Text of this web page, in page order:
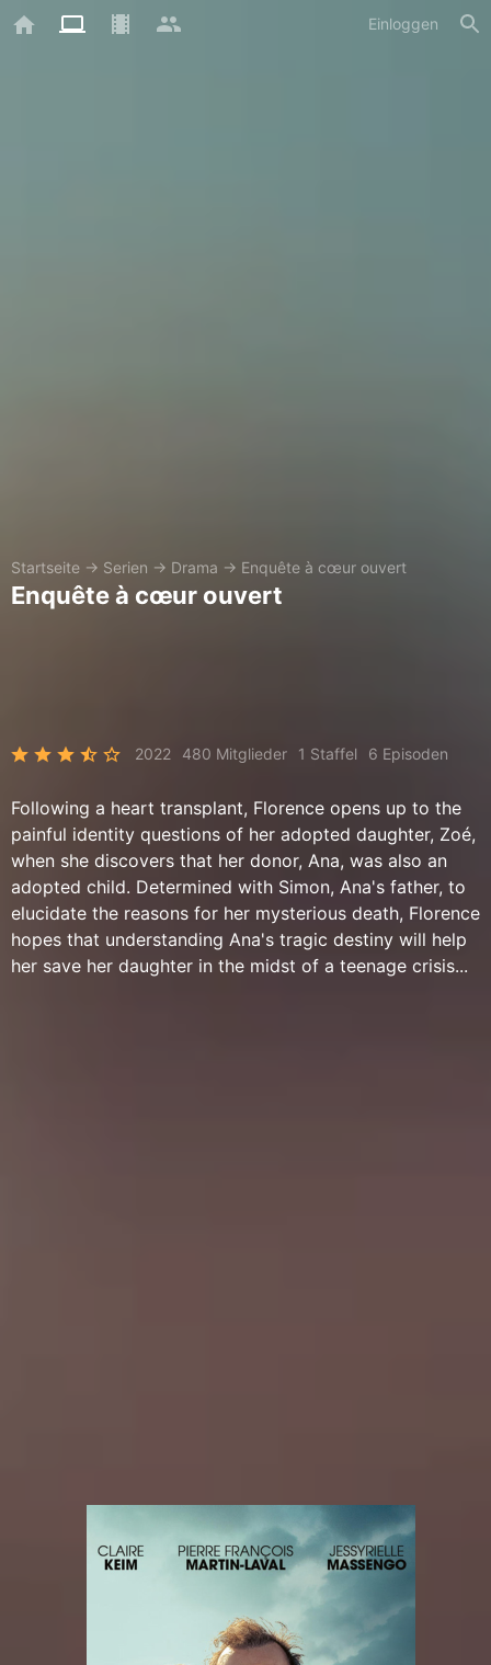
Einloggen
Startseite → Serien → Drama → Enquête à cœur ouvert
Enquête à cœur ouvert
2022 480 Mitglieder 1 Staffel 6 Episoden
Following a heart transplant, Florence opens up to the
painful identity questions of her adopted daughter, Zoé,
when she discovers that her donor, Ana, was also an
adopted child. Determined with Simon, Ana's father, to
elucidate the reasons for her mysterious death, Florence
hopes that understanding Ana's tragic destiny will help
her save her daughter in the midst of a teenage crisis...